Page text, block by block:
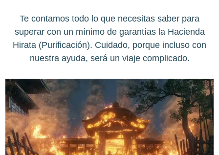
Te contamos todo lo que necesitas saber para
superar con un mínimo de garantías la Hacienda
Hirata (Purificación). Cuidado, porque incluso con
nuestra ayuda, será un viaje complicado.